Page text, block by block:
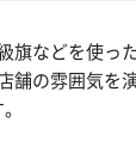
などを使っ
舗の雰囲気を